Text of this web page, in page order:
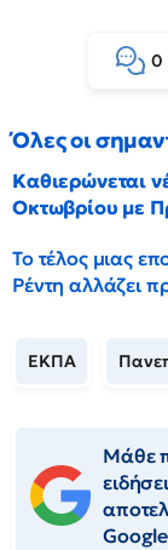
0
Όλες οι
Καθιερώνεται
Οκτωβρίου με
Το τέλος μιας
Ρέντη αλλάζει
ΕΚΠΑ
Μάθε
Google